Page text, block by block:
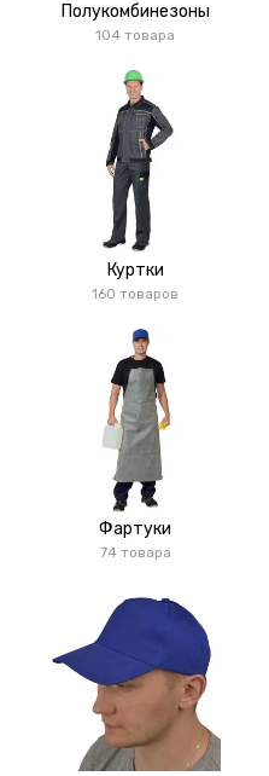
Полукомбинезоны
104 товара
Куртки
160 товаров
Фартуки
74 товара